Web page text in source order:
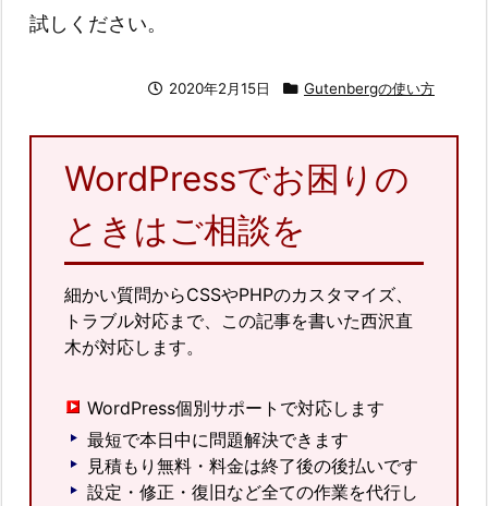
試しください。
2020年2月15日 Gutenbergの使い方
WordPressでお困りの
ときはご相談を
細かい質問からCSSやPHPのカスタマイズ、
トラブル対応まで、この記事を書いた西沢直
木が対応します。
WordPress個別サポートで対応します
最短で本日中に問題解決できます
見積もり無料・料金は終了後の後払いです
設定・修正・復旧など全ての作業を代行し